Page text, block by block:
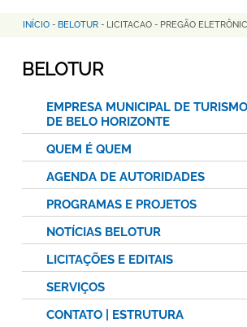
Trilha
de
INÍCIO - BELOTUR - LICITACAO - PREGÃO
BELOTUR
EMPRESA MUNICIPAL DE TURISMO
DE BELO HORIZONTE
QUEM É QUEM
AGENDA DE AUTORIDADES
PROGRAMAS E PROJETOS
NOTÍCIAS BELOTUR
LICITAÇÕES E EDITAIS
SERVIÇOS
CONTATO | ESTRUTURA